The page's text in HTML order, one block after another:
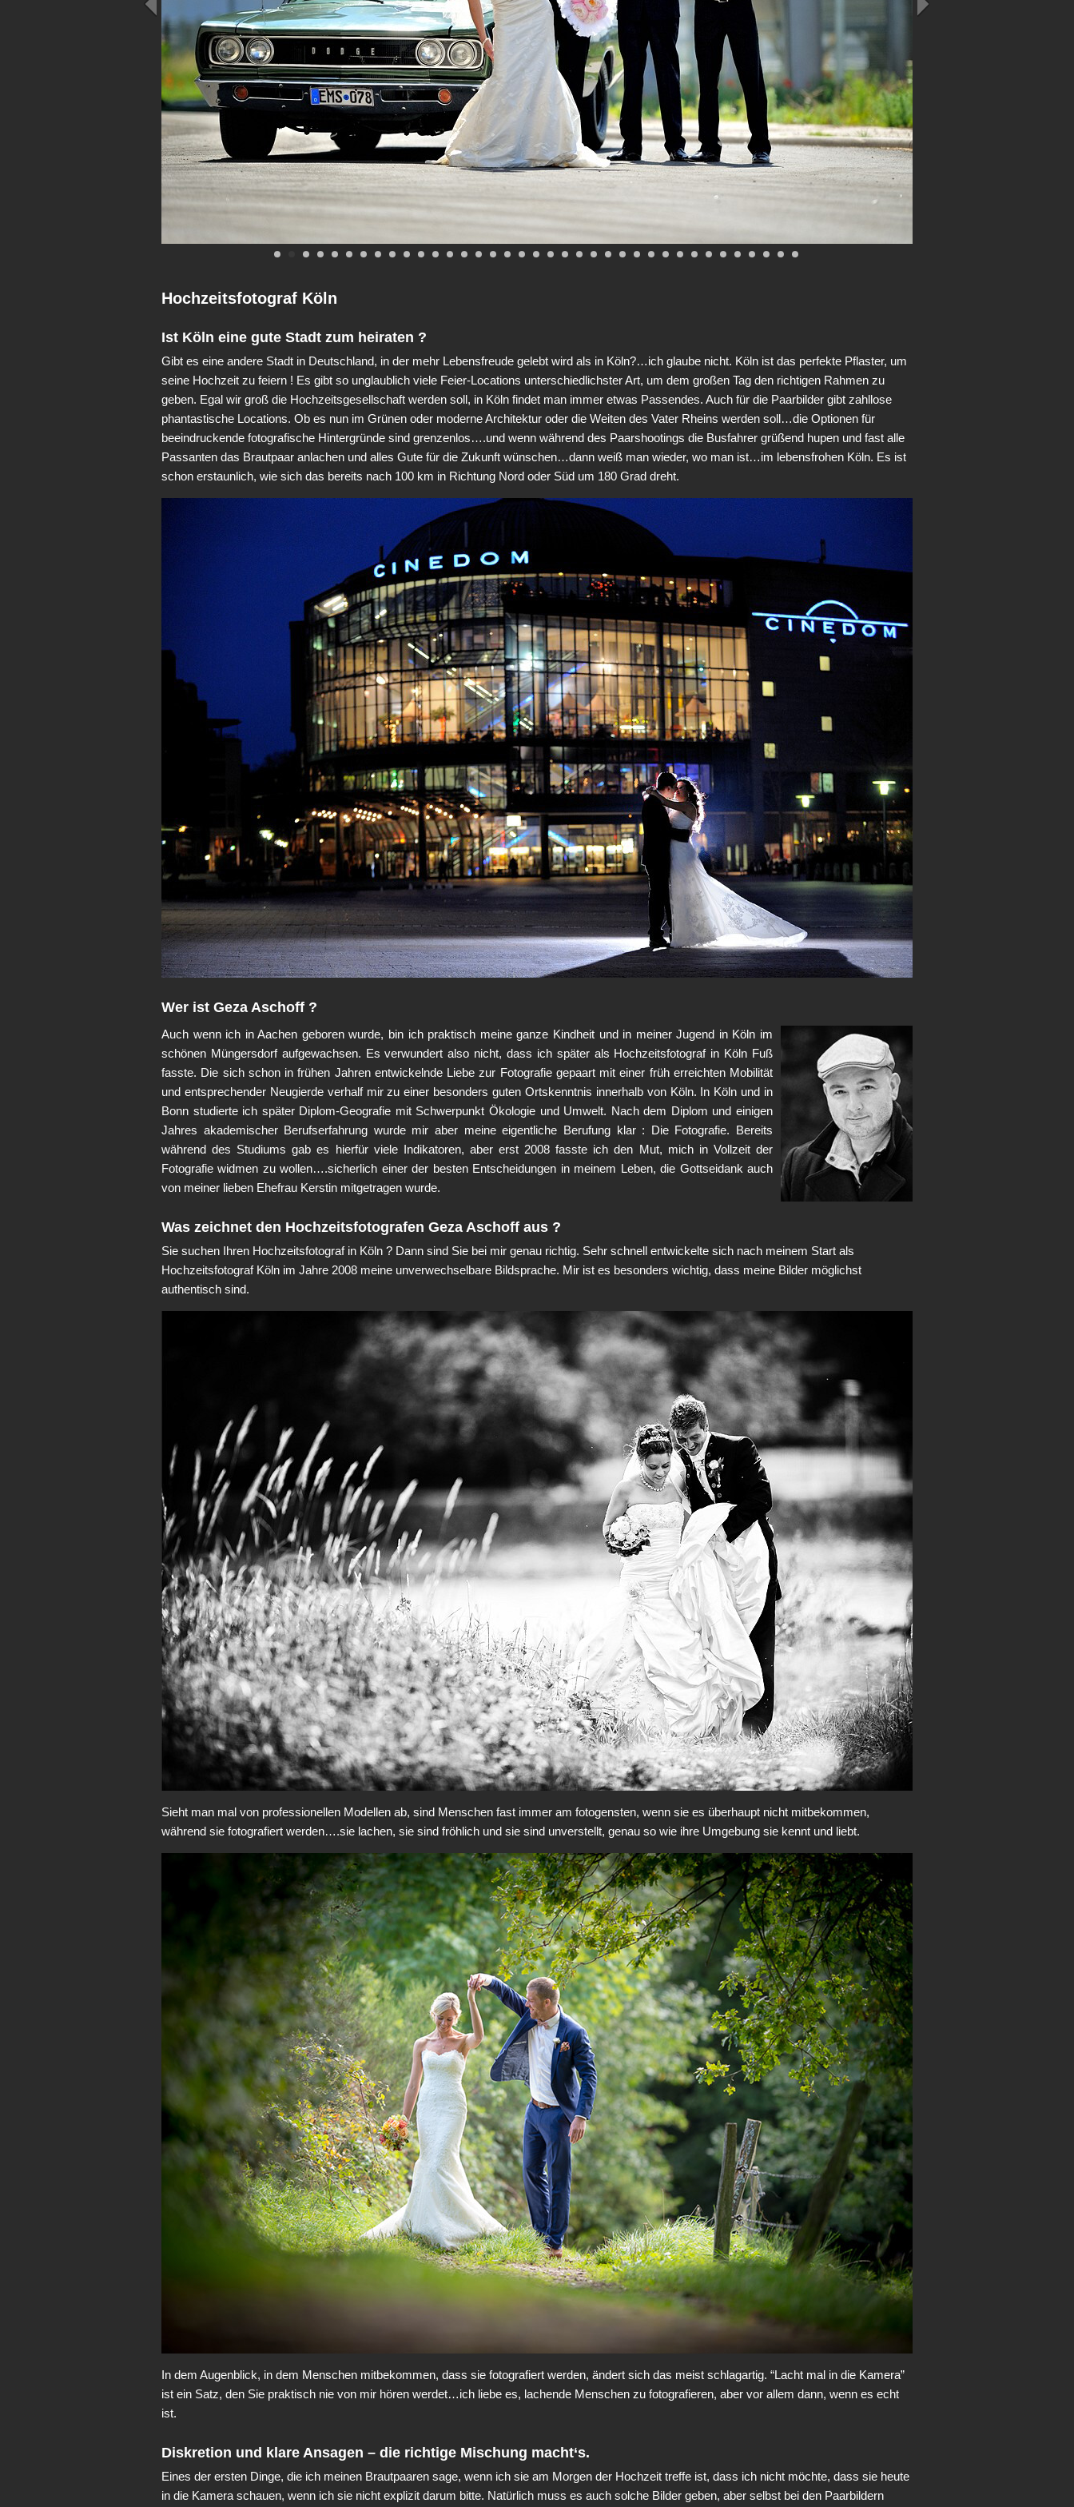
Hochzeitsfotograf Köln
Ist Köln eine gute Stadt zum heiraten ?
Gibt es eine andere Stadt in Deutschland, in der mehr Lebensfreude gelebt wird als in Köln?…ich glaube nicht. Köln ist das perfekte Pflaster, um
seine Hochzeit zu feiern ! Es gibt so unglaublich viele Feier-Locations unterschiedlichster Art, um dem großen Tag den richtigen Rahmen zu
geben. Egal wir groß die Hochzeitsgesellschaft werden soll, in Köln findet man immer etwas Passendes. Auch für die Paarbilder gibt zahllose
phantastische Locations. Ob es nun im Grünen oder moderne Architektur oder die Weiten des Vater Rheins werden soll…die Optionen für
beeindruckende fotografische Hintergründe sind grenzenlos….und wenn während des Paarshootings die Busfahrer grüßend hupen und fast alle
Passanten das Brautpaar anlachen und alles Gute für die Zukunft wünschen…dann weiß man wieder, wo man ist…im lebensfrohen Köln. Es ist
schon erstaunlich, wie sich das bereits nach 100 km in Richtung Nord oder Süd um 180 Grad dreht.
Wer ist Geza Aschoff ?
Auch wenn ich in Aachen geboren wurde, bin ich praktisch meine ganze Kindheit und in meiner Jugend in Köln im
schönen Müngersdorf aufgewachsen. Es verwundert also nicht, dass ich später als Hochzeitsfotograf in Köln Fuß
fasste. Die sich schon in frühen Jahren entwickelnde Liebe zur Fotografie gepaart mit einer früh erreichten Mobilität
und entsprechender Neugierde verhalf mir zu einer besonders guten Ortskenntnis innerhalb von Köln. In Köln und in
Bonn studierte ich später Diplom-Geografie mit Schwerpunkt Ökologie und Umwelt. Nach dem Diplom und einigen
Jahres akademischer Berufserfahrung wurde mir aber meine eigentliche Berufung klar : Die Fotografie. Bereits
während des Studiums gab es hierfür viele Indikatoren, aber erst 2008 fasste ich den Mut, mich in Vollzeit der
Fotografie widmen zu wollen….sicherlich einer der besten Entscheidungen in meinem Leben, die Gottseidank auch
von meiner lieben Ehefrau Kerstin mitgetragen wurde.
Was zeichnet den Hochzeitsfotografen Geza Aschoff aus ?
Sie suchen Ihren Hochzeitsfotograf in Köln ? Dann sind Sie bei mir genau richtig. Sehr schnell entwickelte sich nach meinem Start als
Hochzeitsfotograf Köln im Jahre 2008 meine unverwechselbare Bildsprache. Mir ist es besonders wichtig, dass meine Bilder möglichst
authentisch sind.
Sieht man mal von professionellen Modellen ab, sind Menschen fast immer am fotogensten, wenn sie es überhaupt nicht mitbekommen,
während sie fotografiert werden….sie lachen, sie sind fröhlich und sie sind unverstellt, genau so wie ihre Umgebung sie kennt und liebt.
In dem Augenblick, in dem Menschen mitbekommen, dass sie fotografiert werden, ändert sich das meist schlagartig. “Lacht mal in die Kamera”
ist ein Satz, den Sie praktisch nie von mir hören werdet…ich liebe es, lachende Menschen zu fotografieren, aber vor allem dann, wenn es echt
ist.
Diskretion und klare Ansagen – die richtige Mischung macht‘s.
Eines der ersten Dinge, die ich meinen Brautpaaren sage, wenn ich sie am Morgen der Hochzeit treffe ist, dass ich nicht möchte, dass sie heute
in die Kamera schauen, wenn ich sie nicht explizit darum bitte. Natürlich muss es auch solche Bilder geben, aber selbst bei den Paarbildern